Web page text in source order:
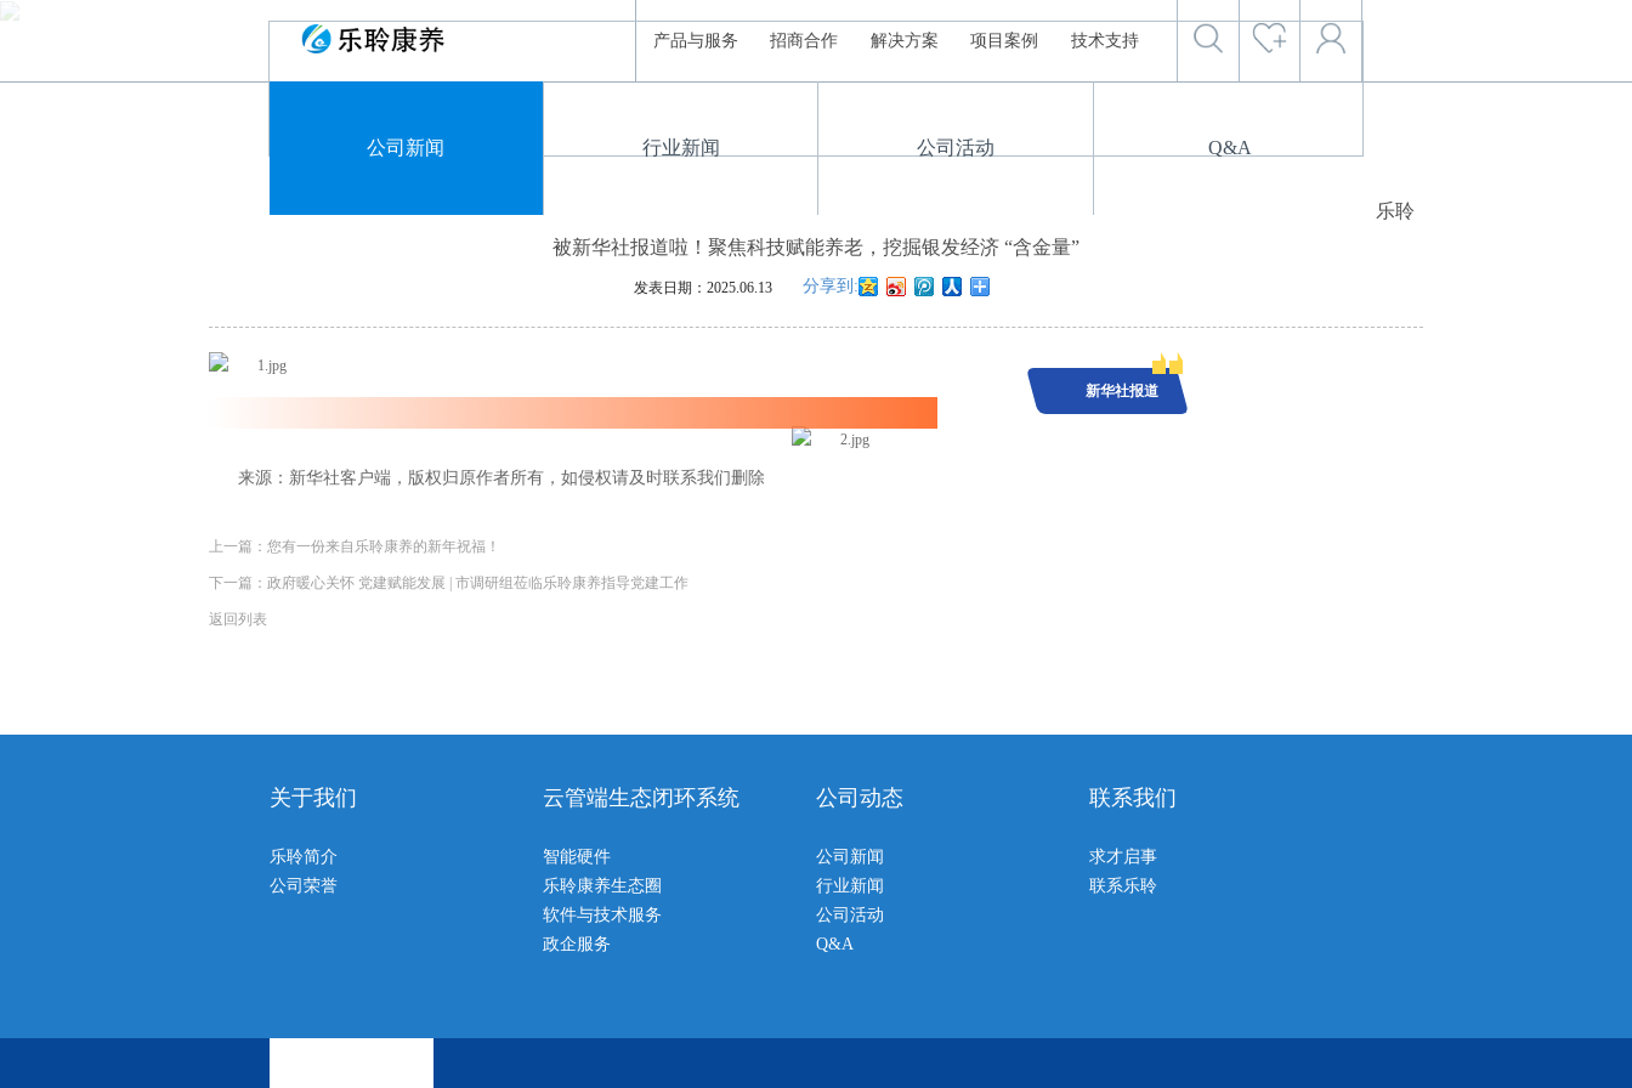
产品与服务 招商合作 解决方案 项目案例 技术支持
公司新闻 行业新闻 公司活动 Q&A
乐聆
被新华社报道啦！聚焦科技赋能养老，挖掘银发经济 “含金量”
发表日期： 2025.06.13 分享到:
新华社报道
来源：新华社客户端，版权归原作者所有，如侵权请及时联系我们删除
上一篇：您有一份来自乐聆康养的新年祝福！
下一篇：政府暖心关怀 党建赋能发展 | 市调研组莅临乐聆康养指导党建工作
返回列表
关于我们
乐聆简介
公司荣誉
云管端生态闭环系统
智能硬件
乐聆康养生态圈
软件与技术服务
政企服务
公司动态
公司新闻
行业新闻
公司活动
Q&A
联系我们
求才启事
联系乐聆